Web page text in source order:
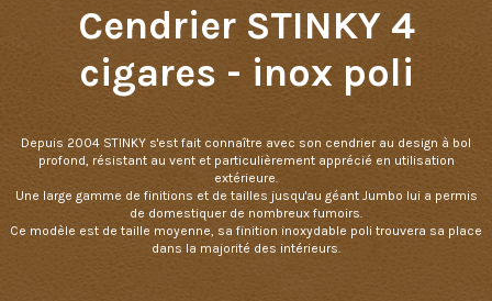
Cendrier STINKY 4
cigares - inox poli
Depuis 2004 STINKY s'est fait connaître avec son cendrier au design à bol
profond, résistant au vent et particulièrement apprécié en utilisation
extérieure.
Une large gamme de finitions et de tailles jusqu'au géant Jumbo lui a permis
de domestiquer de nombreux fumoirs.
Ce modèle est de taille moyenne, sa finition inoxydable poli trouvera sa place
dans la majorité des intérieurs.